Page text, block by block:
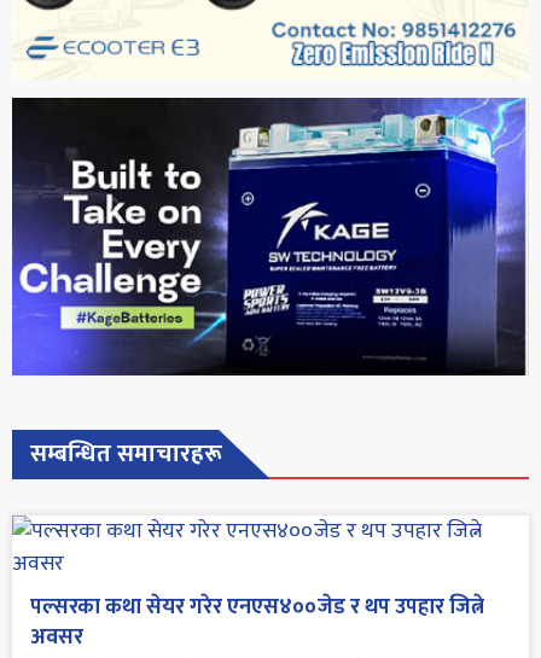
सम्बन्धित समाचारहरू
पल्सरका कथा सेयर गरेर एनएस४००जेड र थप उपहार जित्ने
अवसर